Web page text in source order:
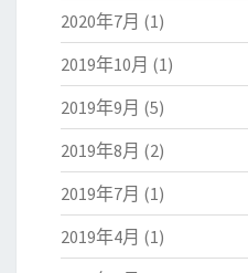
2020年7月 (1)
2019年10月 (1)
2019年9月 (5)
2019年8月 (2)
2019年7月 (1)
2019年4月 (1)